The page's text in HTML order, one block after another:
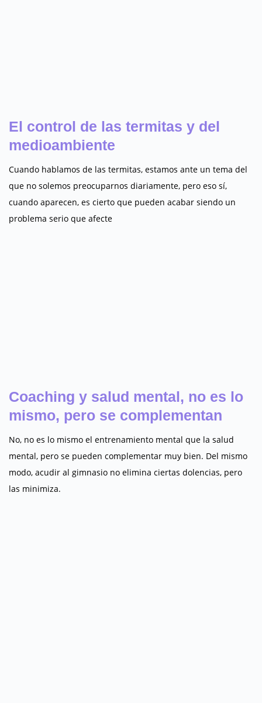
El control de las termitas y del
medioambiente
Cuando hablamos de las termitas, estamos ante un tema del
que no solemos preocuparnos diariamente, pero eso sí,
cuando aparecen, es cierto que pueden acabar siendo un
problema serio que afecte
Coaching y salud mental, no es lo
mismo, pero se complementan
No, no es lo mismo el entrenamiento mental que la salud
mental, pero se pueden complementar muy bien. Del mismo
modo, acudir al gimnasio no elimina ciertas dolencias, pero
las minimiza.